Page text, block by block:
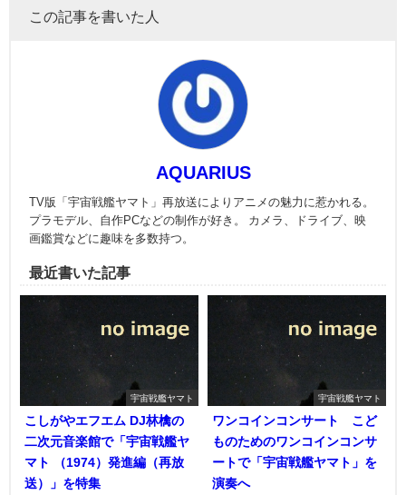
この記事を書いた人
AQUARIUS
TV版「宇宙戦艦ヤマト」再放送によりアニメの魅力に惹かれる。
プラモデル、自作PCなどの制作が好き。 カメラ、ドライブ、映
画鑑賞などに趣味を多数持つ。
最近書いた記事
宇宙戦艦ヤマト
こしがやエフエム DJ林檎の
二次元音楽館で「宇宙戦艦ヤ
マト （1974）発進編（再放
送）」を特集
宇宙戦艦ヤマト
ワンコインコンサート こど
ものためのワンコインコンサ
ートで「宇宙戦艦ヤマト」を
演奏へ